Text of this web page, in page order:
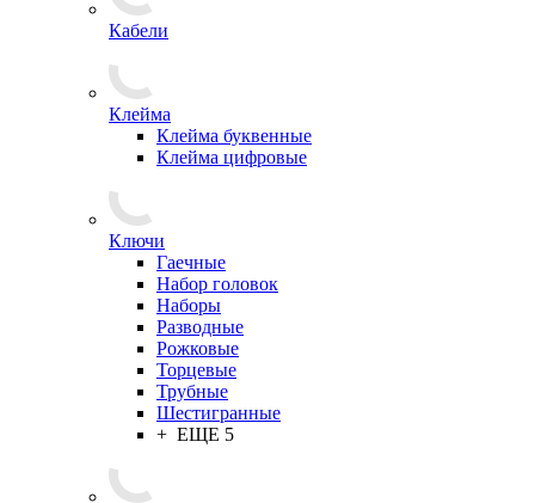
Кабели
Клейма
Клейма буквенные
Клейма цифровые
Ключи
Гаечные
Набор головок
Наборы
Разводные
Рожковые
Торцевые
Трубные
Шестигранные
+ ЕЩЕ 5